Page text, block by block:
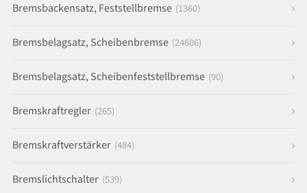
Bremsbackensatz, Feststellbremse (1360)
Bremsbelagsatz, Scheibenbremse (24606)
Bremsbelagsatz, Scheibenfeststellbremse (90)
Bremskraftregler (265)
Bremskraftverstärker (484)
Bremslichtschalter (539)